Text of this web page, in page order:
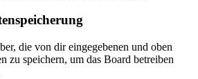
die von dir eingegebenen und oben
zu speichern, um das Board betreiben